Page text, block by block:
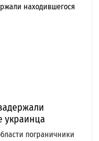
украинца
пограничники